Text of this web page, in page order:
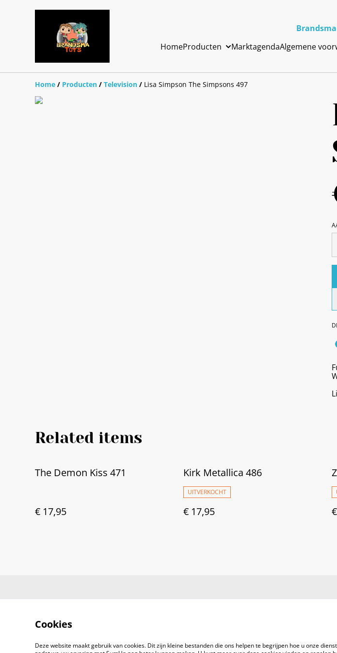
HomeProducten MarktagendaAlgemene
Home / Producten / Television / Lisa Simpson The Simpsons 497
Related items
The Demon Kiss 471
€ 17,95
Kirk Metallica 486
UITVERKOCHT
€ 17,95
Cookies
Deze website maakt gebruik van cookies. Dit zijn kleine bestanden die ons helpen te begrijpen hoe u onze